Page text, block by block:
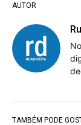
AUTOR
TAMBÉM PODE